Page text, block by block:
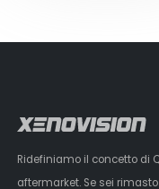
Ridefiniamo il concetto di
aftermarket. Se sei